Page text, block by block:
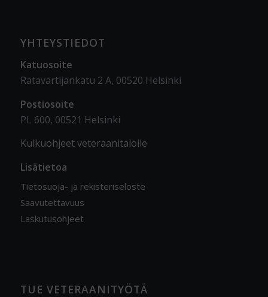
YHTEYSTIEDOT
Katuosoite
Ratavartijankatu 2 A, 00520 Helsinki
Postiosoite
PL 600, 00521 Helsinki
Kulkuohjeet veteraanitalolle
Lisätietoa
Tietosuoja- ja rekisteriseloste
Saavutettavuus
Laskutusohjeet
TUE VETERAANITYÖTÄ